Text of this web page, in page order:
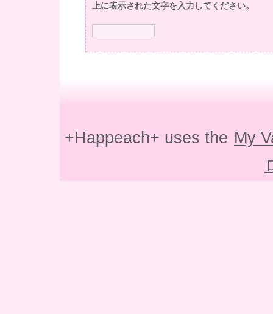
上に表示された文字を入力してください。
+Happeach+ uses the My